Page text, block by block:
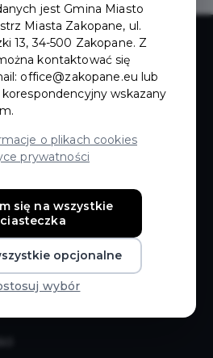
karty
jest Gmina Miasto
Miasta Zakopane, ul.
13, 34-500 Zakopane. Z
kontaktować się
office@zakopane.eu lub
wskazany
o plikach cookies
prywatności
się na wszystkie
ciasteczka
opcjonalne
wybór